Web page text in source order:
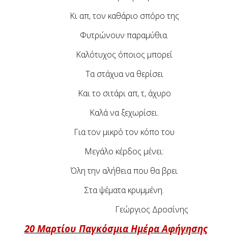
Κι απ, τον καθάριο σπόρο της
Φυτρώνουν παραμύθια.
Καλότυχος όποιος μπορεί
Τα στάχυα να θερίσει
Και το σιτάρι απ, τ, άχυρο
Καλά να ξεχωρίσει.
Για τον μικρό τον κόπο του
Μεγάλο κέρδος μένει:
Όλη την αλήθεια που θα βρει
Στα ψέματα κρυμμένη.
Γεώργιος Δροσίνης
20 Μαρτίου Παγκόσμια Ημέρα Αφήγησης